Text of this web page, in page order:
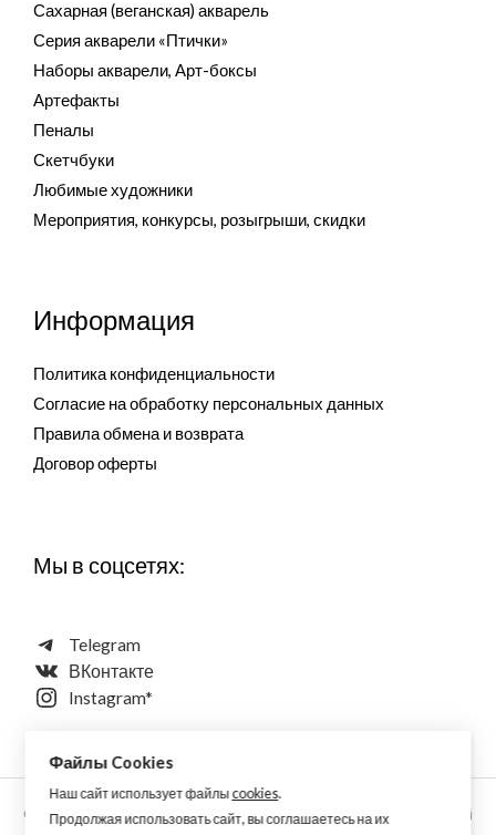
Сахарная (веганская) акварель
Серия акварели «Птички»
Наборы акварели, Арт-боксы
Артефакты
Пеналы
Скетчбуки
Любимые художники
Мероприятия, конкурсы, розыгрыши, скидки
Информация
Политика конфиденциальности
Согласие на обработку персональных данных
Правила обмена и возврата
Договор оферты
Мы в соцсетях:
Telegram
ВКонтакте
Instagram*
Copyright © 2026 Aquarellewings - уникальная акварель ручной
Файлы Cookies
Наш сайт использует файлы cookies.
Продолжая использовать сайт, вы соглашаетесь на их